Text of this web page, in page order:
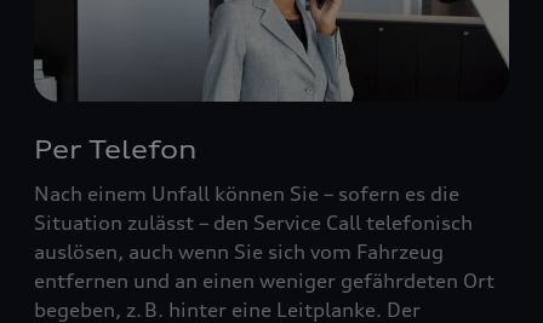
Per Telefon
Nach einem Unfall können Sie – sofern es die
Situation zulässt – den Service Call telefonisch
auslösen, auch wenn Sie sich vom Fahrzeug
entfernen und an einen weniger gefährdeten Ort
begeben, z. B. hinter eine Leitplanke. Der